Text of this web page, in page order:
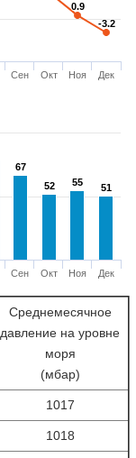
0.9
0.9
-3.2
-3.2
Сен Окт Ноя Дек
67
67
52
52 55
55 51
51
Сен Окт Ноя Дек
Среднемесячное
давление на уровне
моря
(мбар)
1017
1018